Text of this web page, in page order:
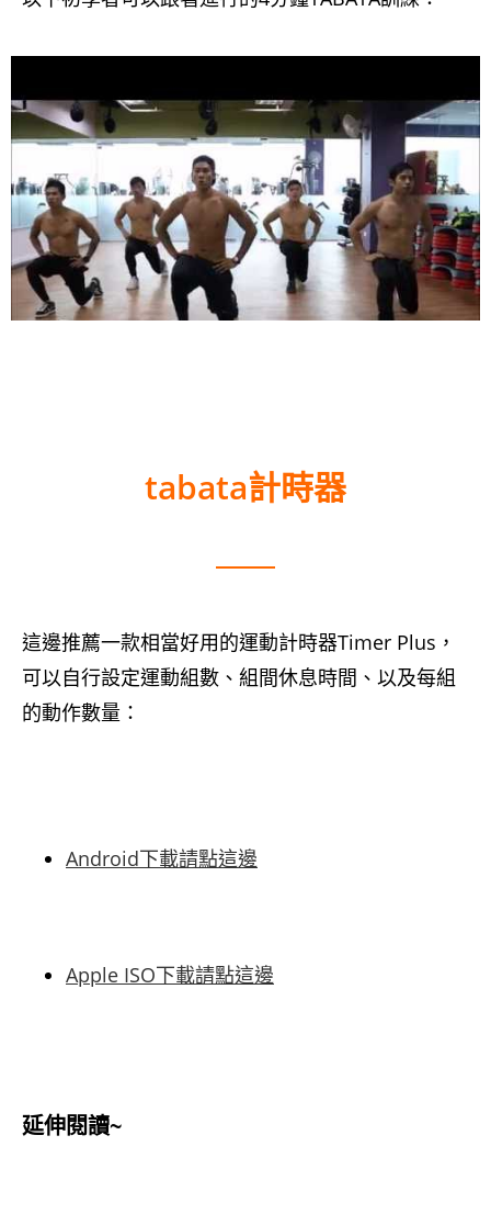
tabata計時器
這邊推薦一款相當好用的運動計時器Timer Plus，
可以自行設定運動組數、組間休息時間、以及每組
的動作數量：
Android下載請點這邊
Apple ISO下載請點這邊
延伸閱讀~